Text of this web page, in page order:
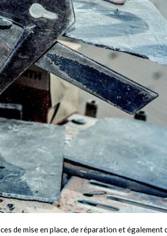
de mise en place, de réparation et également